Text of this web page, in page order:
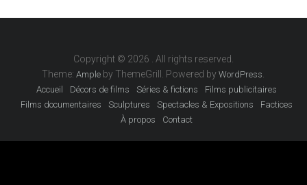
Copyright © 2026
. All rights reserved.
Theme:Ample by ThemeGrill. Powered byWordPress
Accueil Décors de films Séries & fictions
Films publicitaires
Films documentaires
Sculptures Spectacles & Expositions
Factices
À propos
Contact